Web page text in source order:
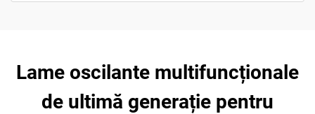
Lame oscilante multifuncționale
de ultimă generație pentru